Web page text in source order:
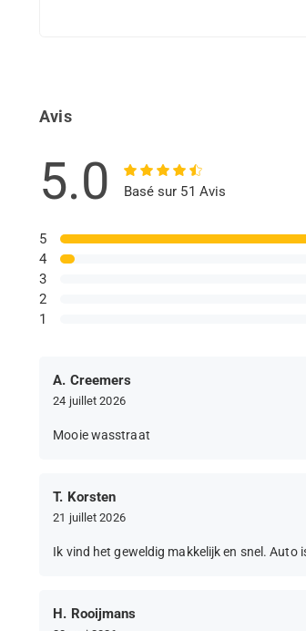
Avis
5.0 Basé sur 51 Avis
5
4
3
2
1
A. Creemers
24 juillet 2026
Mooie wasstraat
T. Korsten
21 juillet 2026
Ik vind het geweldig makkelijk en snel.
H. Rooijmans